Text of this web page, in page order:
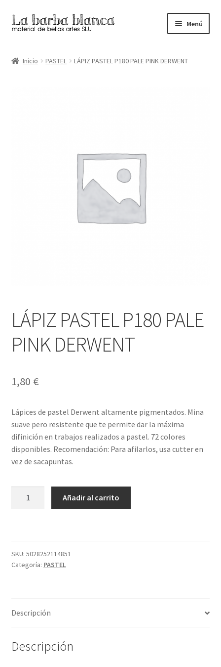
Ir
a
navegación
Ir
al
Menú
Inicio PASTEL LÁPIZ PASTEL P180 PALE PINK DERWENT
LÁPIZ PASTEL P180 PALE
PINK DERWENT
1,80 €
Lápices de pastel Derwent altamente pigmentados. Mina
suave pero resistente que te permite dar la máxima
difinición en trabajos realizados a pastel. 72 colores
disponibles. Recomendación: Para afilarlos, usa cutter en
vez de sacapuntas.
DERWENT
cantidad
Añadir al carrito
SKU: 5028252114851
Categoría: PASTEL
Descripción
Descripción